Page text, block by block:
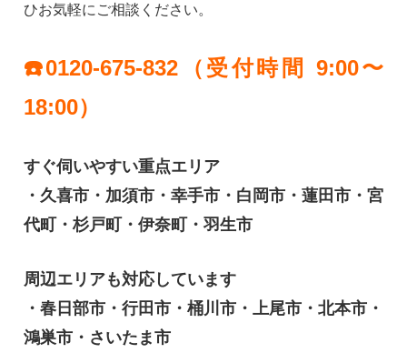
ひお気軽にご相談ください。
☎️0120-675-832（受付時間 9:00〜
18:00）
すぐ伺いやすい重点エリア
・久喜市・加須市・幸手市・白岡市・蓮田市・宮
代町・杉戸町・伊奈町・羽生市
周辺エリアも対応しています
・春日部市・行田市・桶川市・上尾市・北本市・
鴻巣市・さいたま市